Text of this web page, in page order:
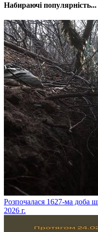
Набираючі популярність...
​Розпочалася 1627-ма доба
2026 г.